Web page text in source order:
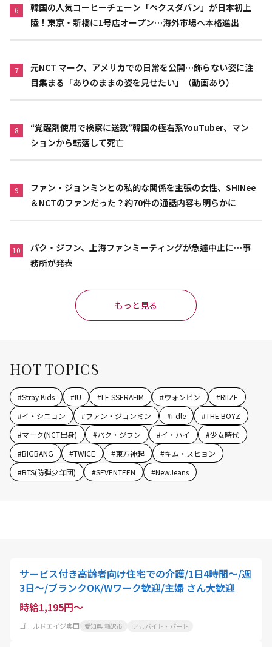
6
韓国の人気コーヒーチェーン「ペクスダバン」が日本初上
陸！東京・新橋に1号店オープン…海外市場へ本格進出
7
元NCT マーク、アメリカでの日常を公開…飾らない姿に注
目集まる「ありのままの姿を見せたい」（動画あり）
8
“覚醒剤使用で検察に送致”韓国の極右系YouTuber、マン
ションから転落して死亡
9
ファン・ジョンミンとの私的な関係を主張の女性、SHINee
＆NCTのファンだった？約70件の通話内容も明らかに
10
パク・ジフン、上海ファンミーティングが急遽中止に…事
務所が発表
もっと見る
HOT TOPICS
#Stray Kids #IU #LE SSERAFIM #ウォンビン #RIIZE
#イ・シニョン #ファン・ジョンミン #i-dle #THE BOYZ
#マーク(NCT出身) #パク・ジフン #イ・ハイ #少女時代
#BIGBANG #TWICE #東方神起 #キム・スヒョン
#BTS(防弾少年団) #SEVENTEEN #NewJeans
サービス付き高齢者向け住宅での介護/1日4時間～/週
3日～/ブランクOK/Wワーク歓迎/主婦 さん大歓迎
時給1,195円～
ゴールドエイジ奥田 愛知県 稲沢市 アルバイト・パート